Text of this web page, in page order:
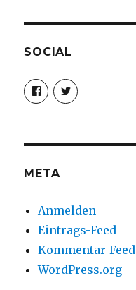
SOCIAL
Profil
von
christoph.fleischer1
anzeigen
Profil
von
anzeigen
META
Anmelden
Eintrags-Feed
Kommentar-Feed
WordPress.org